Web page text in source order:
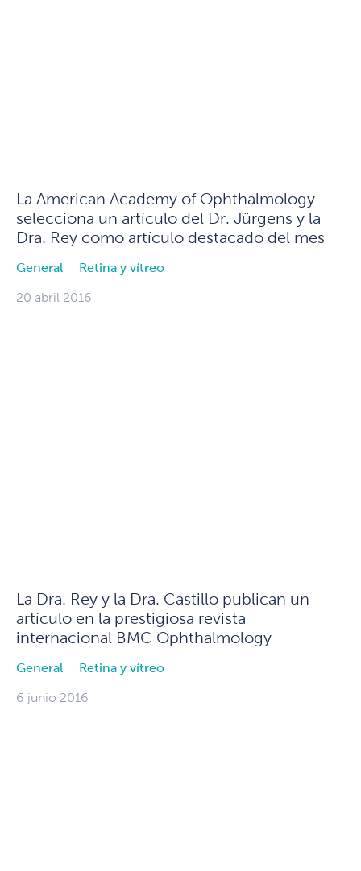
La American Academy of Ophthalmology
selecciona un artículo del Dr. Jürgens y la
Dra. Rey como artículo destacado del mes
General Retina y vítreo
20 abril 2016
La Dra. Rey y la Dra. Castillo publican un
artículo en la prestigiosa revista
internacional BMC Ophthalmology
General Retina y vítreo
6 junio 2016